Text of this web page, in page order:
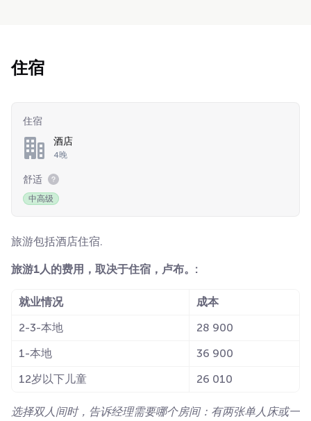
住宿
住宿
酒店
4晚
舒适
中高级
旅游包括酒店住宿.
旅游1人的费用，取决于住宿，卢布。:
就业情况
成本
2-3-本地
28 900
1-本地
36 900
12岁以下儿童
26 010
选择双人间时，告诉经理需要哪个房间：有两张单人床或一